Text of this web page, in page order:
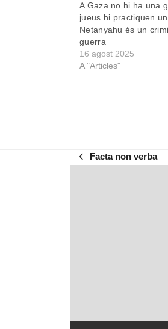
A Gaza no hi ha una
jueus hi practiquen
Netanyahu és un
guerra
16 agost 2025
A "Articles"
previous
Facta non verba